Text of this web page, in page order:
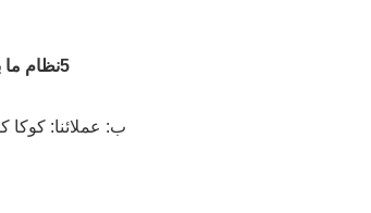
5نظام ما بعد البيع:
ب: عملائنا: كوكا